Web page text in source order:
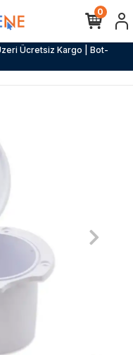
Ücretsiz Kargo | Bot-
0